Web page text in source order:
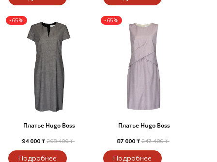
-65%
Платье Hugo Boss
94 000 ₸268 400 ₸
Подробнее
-65%
Платье Hugo Boss
87 000 ₸ 247 400 ₸
Подробнее